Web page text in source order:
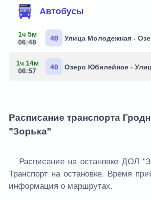
Автобусы
1ч 5м
06:48
40 Улица Молодежная -
1ч 14м
06:57
40 Озеро Юбилейное -
Расписание транспорта
"Зорька"
Расписание на остановке ДОЛ
Транспорт на остановке. Время
информация о маршрутах.